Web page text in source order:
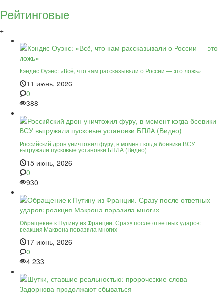
Рейтинговые
+
Кэндис Оуэнс: «Всё, что нам рассказывали о России — это ложь»
11 июнь, 2026
0
388
Российский дрон уничтожил фуру, в момент когда боевики ВСУ
выгружали пусковые установки БПЛА (Видео)
15 июнь, 2026
0
930
Обращение к Путину из Франции. Сразу после ответных ударов:
реакция Макрона поразила многих
17 июнь, 2026
0
4 233